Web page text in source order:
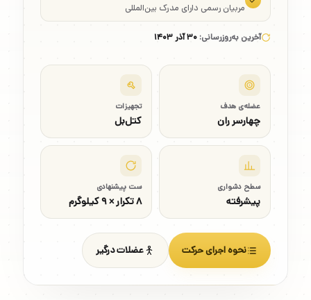
مربیان رسمی دارای مدرک بین‌المللی
آخرین به‌روزرسانی:۳۰ آذر ۱۴۰۳
عضله‌ی هدف
چهارسر ران
تجهیزات
کتل‌بل
سطح دشواری
پیشرفته
ست پیشنهادی
۸ تکرار × ۹ کیلوگرم
نحوه اجرای حرکت عضلات درگیر